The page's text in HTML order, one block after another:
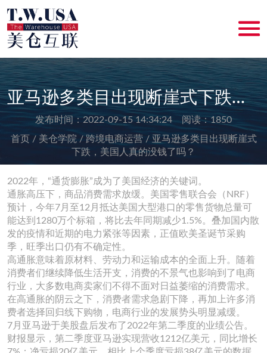
亚马逊多类目出现断崖式下跌，美国人真的没钱了吗？
发布时间：2022-09-15 14:34:24 阅读：1850
首页 / 美仓学院 / 跨境电商运营 / 亚马逊多类目出现断崖式
下跌，美国人真的没钱了吗？
2022年，“通货膨胀”成为了美国经济的关键词。
通胀高压下，商品消费需求放缓。美国零售联合会（NRF）
预计，今年7月至12月抵达美国大型港口的零售货物总量可
能达到1280万个标箱，将比去年同期减少1.5%。叠加国内散
发的疫情和近期的电力紧张等因素，正值欧美圣诞节采购
季，旺季出口仍有不确定性。
高通胀意味着原材料、劳动力和运输成本的全面上升。随着
消费者们继续降低生活开支，消费的不景气也影响到了电商
行业，大多数电商卖家们不得不面对日益萎缩的消费需求。
在高通胀的阴云之下，消费者需求急剧下降，再加上许多消
费者选择回归线下购物，电商行业的发展势头明显减缓。
7月亚马逊于美股盘后发布了2022年第二季度的业绩公告。
财报显示，第二季度亚马逊实现营收1212亿美元，同比增长